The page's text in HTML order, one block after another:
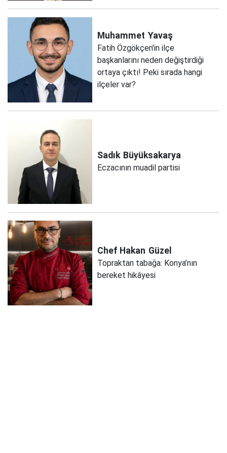
Muhammet Yavaş
Fatih Özgökçen'in ilçe
başkanlarını neden değiştirdiği
ortaya çıktı! Peki sırada hangi
ilçeler var?
Sadık Büyüksakarya
Eczacının muadil partisi
Chef Hakan Güzel
Topraktan tabağa: Konya’nın
bereket hikâyesi